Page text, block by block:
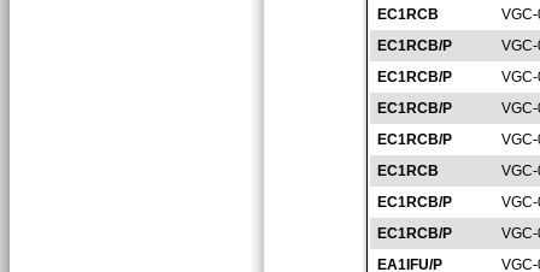
EC1RCB
EC1RCB/P
EC1RCB/P
EC1RCB/P
EC1RCB/P
EC1RCB
EC1RCB/P
EC1RCB/P
EA1IFU/P